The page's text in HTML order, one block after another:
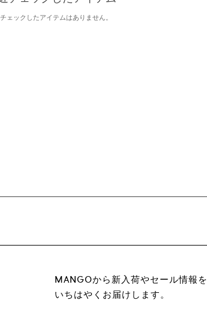
ェックしたアイテムはありません。
MANGOから新入荷やセール情報を
いちはやくお届けします。